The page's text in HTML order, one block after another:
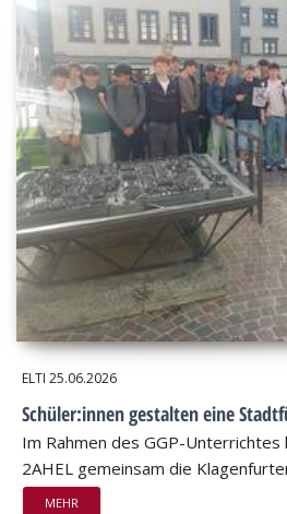
ELTI 25.06.2026
Schüler:innen gestalten eine
Im Rahmen des GGP-Unterrichtes
2AHEL gemeinsam die
MEHR